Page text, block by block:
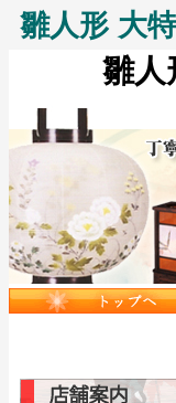
雛人形 大
雛人